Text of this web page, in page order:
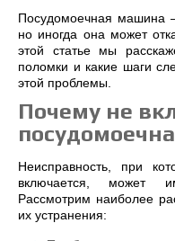
Посудомоечная машина
но иногда она может
этой статье мы
поломки и какие шаги
этой проблемы.
Почему не
Неисправность, при
включается, может
Рассмотрим наиболее
их устранения: